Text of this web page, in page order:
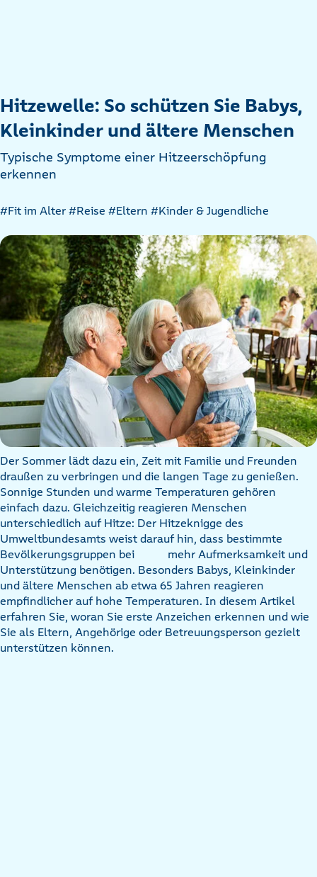
Hitzewelle: So schützen Sie Babys,
Kleinkinder und ältere Menschen
Typische Symptome einer Hitzeerschöpfung
erkennen
Artikel
Kategorien
filtern
#Fit im Alter #Reise #Eltern #Kinder & Jugendliche
Der Sommer lädt dazu ein, Zeit mit Familie und Freunden
draußen zu verbringen und die langen Tage zu genießen.
Sonnige Stunden und warme Temperaturen gehören
einfach dazu. Gleichzeitig reagieren Menschen
unterschiedlich auf Hitze: Der Hitzeknigge des
Umweltbundesamts weist darauf hin, dass bestimmte
Bevölkerungsgruppen bei
mehr Aufmerksamkeit und
Unterstützung benötigen. Besonders Babys, Kleinkinder
und ältere Menschen ab etwa 65 Jahren reagieren
empfindlicher auf hohe Temperaturen. In diesem Artikel
erfahren Sie, woran Sie erste Anzeichen erkennen und wie
Sie als Eltern, Angehörige oder Betreuungsperson gezielt
unterstützen können.